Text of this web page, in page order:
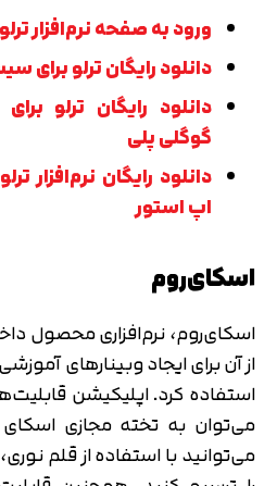
ورود به صفحه نرم‌افزار ترلو
دانلود رایگان ترلو برای
دانلود رایگان ترلو
گوگلی پلی
اپ استور
اسکا‌ی‌روم
اسکای‌روم، نرم‌افزاری محصول
از آن برای ایجاد وبینارهای
استفاده کرد. اپلیکیشن
می‌توان به تخته مجازی
می‌توانید با استفاده از قلم